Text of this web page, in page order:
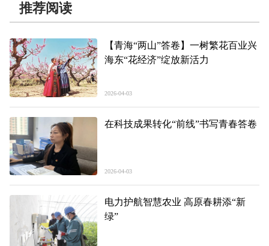
推荐阅读
【青海“两山”答卷】一树繁花百业兴
海东“花经济”绽放新活力
2026-04-03
在科技成果转化“前线”书写青春答卷
2026-04-03
电力护航智慧农业 高原春耕添“新
绿”